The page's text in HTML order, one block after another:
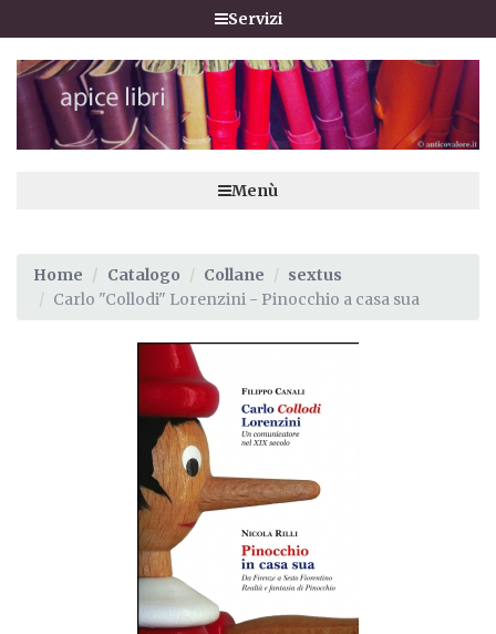
Servizi
Menù
Home Catalogo Collane
sextus
Carlo "Collodi" Lorenzini - Pinocchio a casa sua